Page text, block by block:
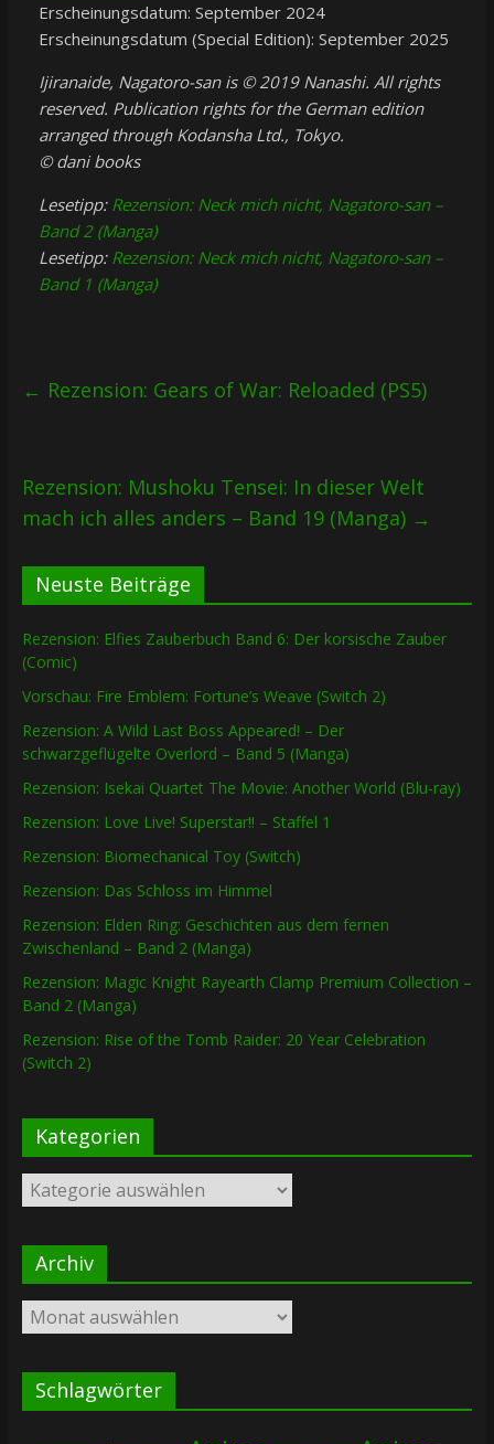
Erscheinungsdatum: September 2024
Erscheinungsdatum (Special Edition): September 2025
Ijiranaide, Nagatoro-san is © 2019 Nanashi. All rights
reserved. Publication rights for the German edition
arranged through Kodansha Ltd., Tokyo.
© dani books
Lesetipp: Rezension: Neck mich nicht, Nagatoro-san –
Band 2 (Manga)
Lesetipp: Rezension: Neck mich nicht, Nagatoro-san –
Band 1 (Manga)
← Rezension: Gears of War: Reloaded (PS5)
Rezension: Mushoku Tensei: In dieser Welt
mach ich alles anders – Band 19 (Manga) →
Neuste Beiträge
Rezension: Elfies Zauberbuch Band 6: Der korsische Zauber
(Comic)
Vorschau: Fire Emblem: Fortune’s Weave (Switch 2)
Rezension: A Wild Last Boss Appeared! – Der
schwarzgeflügelte Overlord – Band 5 (Manga)
Rezension: Isekai Quartet The Movie: Another World (Blu-ray)
Rezension: Love Live! Superstar!! – Staffel 1
Rezension: Biomechanical Toy (Switch)
Rezension: Das Schloss im Himmel
Rezension: Elden Ring: Geschichten aus dem fernen
Zwischenland – Band 2 (Manga)
Rezension: Magic Knight Rayearth Clamp Premium Collection –
Band 2 (Manga)
Rezension: Rise of the Tomb Raider: 20 Year Celebration
(Switch 2)
Kategorien
Kategorien
Archiv
Archiv
Schlagwörter